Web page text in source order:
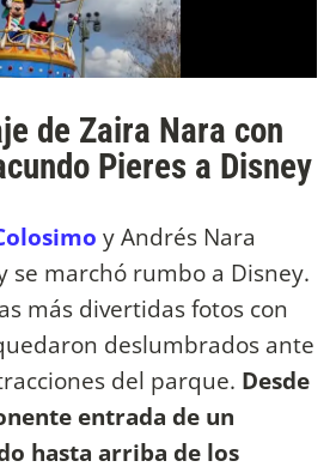
de Zaira Nara con
Pieres a Disney
y Andrés Nara
se marchó rumbo a Disney.
más divertidas fotos con
deslumbrados ante
del parque. Desde
entrada de un
hasta arriba de los